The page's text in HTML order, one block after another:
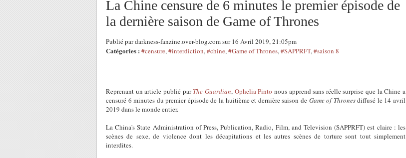
La Chine censure de 6 minutes le premier épisode de
la dernière saison de Game of Thrones
Publié par darkness-fanzine.over-blog.com sur 16 Avril 2019, 21:05pm
Catégories : #censure,#interdiction,#chine,#Game of Thrones,#SAPPRFT,#saison 8
Reprenant un article publié parThe Guardian, Ophelia Pinto nous apprend sans réelle surprise que la Chine a
censuré 6 minutes du premier épisode de la huitième et dernière saison de Game of Thronesdiffusé le 14 avril
2019 dans le monde entier.
La China's State Administration of Press, Publication, Radio, Film, and Television (SAPPRFT) est claire : les
scènes de sexe, de violence dont les décapitations et les autres scènes de torture sont tout simplement
interdites.